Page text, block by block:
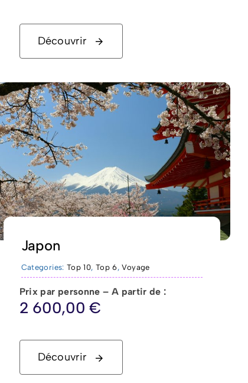
Découvrir
Japon
Categories: Top 10, Top 6 ,Voyage
Prix par personne – A partir de :
2 600,00€
Découvrir